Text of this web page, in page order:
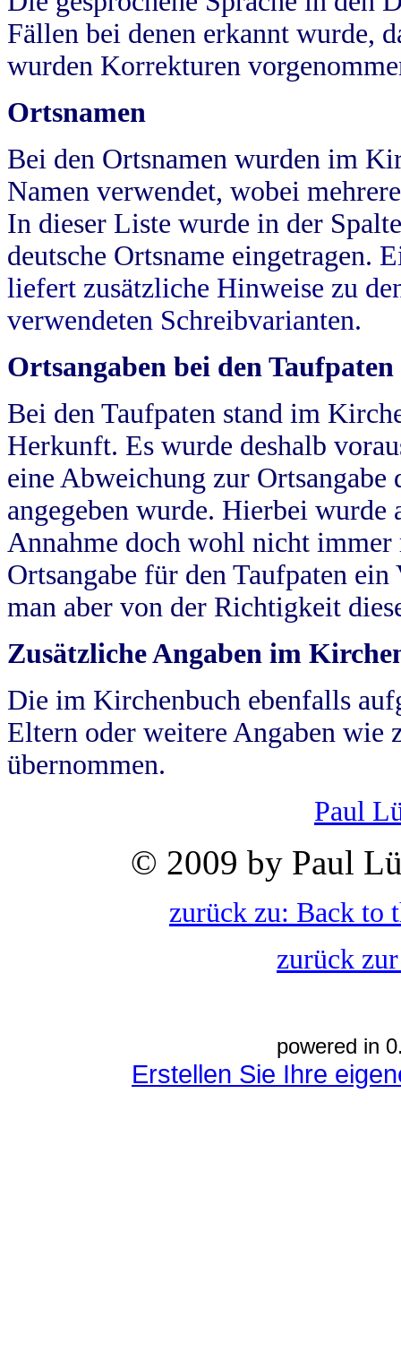
Fällen bei denen erkannt wurde,
wurden Korrekturen
Ortsnamen
Bei den Ortsnamen wurden im
Namen verwendet, wobei
In dieser Liste wurde in der
deutsche Ortsname eingetragen.
liefert zusätzliche Hinweise zu
verwendeten Schreibvarianten.
Ortsangaben bei den Taufpaten
Bei den Taufpaten stand im
Herkunft. Es wurde deshalb
eine Abweichung zur
angegeben wurde. Hierbei wurde
Annahme doch wohl nicht
Ortsangabe für den Taufpaten
man aber von der Richtigkeit
Zusätzliche Angaben im
Die im Kirchenbuch ebenfalls
Eltern oder weitere Angaben wie
übernommen.
Paul
© 2009 by Paul
zurück zu: Back to
zurück
powered in
Erstellen Sie Ihre